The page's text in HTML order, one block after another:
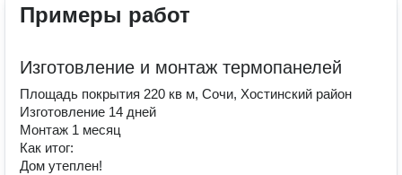
Примеры работ
Изготовление и монтаж термопанелей
Площадь покрытия 220 кв м, Сочи, Хостинский район
Изготовление 14 дней
Монтаж 1 месяц
Как итог:
Дом утеплен!